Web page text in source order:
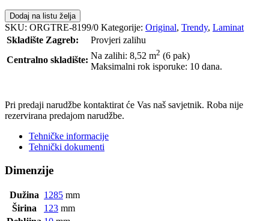
Dodaj na listu želja
SKU: ORGTRE-8199/0 Kategorije: Original, Trendy, Laminat
Skladište Zagreb:
Provjeri zalihu
Centralno skladište: Na zalihi: 8,52 m2 (6 pak)
Maksimalni rok isporuke: 10 dana.
Pri predaji narudžbe kontaktirat će Vas naš savjetnik. Roba nije
rezervirana predajom narudžbe.
Tehničke informacije
Tehnički dokumenti
Dimenzije
Dužina 1285 mm
Širina
123 mm